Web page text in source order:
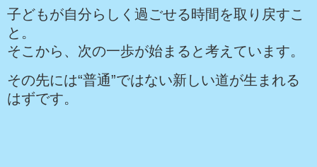
子どもが自分らしく過ごせる時間を取り戻すこ
と。
そこから、次の一歩が始まると考え ています。
その先には“普通”ではない新しい道が生まれる
はずです。